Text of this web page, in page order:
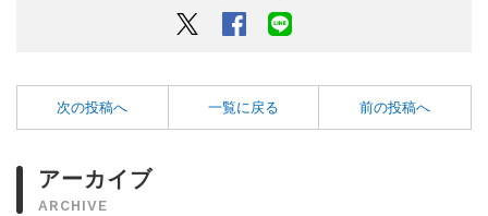
Twitter Facebook
次の投稿へ 一覧に戻る 前の投稿へ
アーカイブ
ARCHIVE